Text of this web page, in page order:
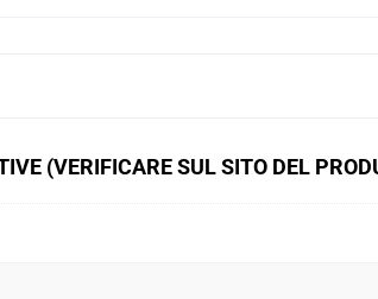
(VERIFICARE SUL SITO DEL